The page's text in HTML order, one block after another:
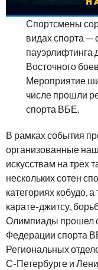
Спортсмены
видах спорта —
пауэрлифтинга
Восточного
Мероприятие
числе прошли
спорта ВБЕ.
В рамках события
организованные
искусствам на трех
нескольких сотен
категориях кобудо,
карате-джитсу,
Олимпиады прошел
Федерации спорта
Региональных
С-Петербурге и